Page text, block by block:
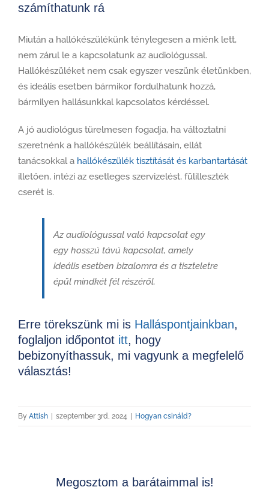
számíthatunk rá
Miután a hallókészülékünk ténylegesen a miénk lett,
nem zárul le a kapcsolatunk az audiológussal.
Hallókészüléket nem csak egyszer veszünk életünkben,
és ideális esetben bármikor fordulhatunk hozzá,
bármilyen hallásunkkal kapcsolatos kérdéssel.
A jó audiológus türelmesen fogadja, ha változtatni
szeretnénk a hallókészülék beállításain, ellát
tanácsokkal a hallókészülék tisztítását és karbantartását
illetően, intézi az esetleges szervizelést, fülilleszték
cserét is.
Az audiológussal való kapcsolat egy
egy hosszú távú kapcsolat, amely
ideális esetben bizalomra és a tiszteletre
épül mindkét fél részéről.
Erre törekszünk mi is Halláspontjainkban,
foglaljon időpontot itt, hogy
bebizonyíthassuk, mi vagyunk a megfelelő
választás!
By Attish szeptember 3rd, 2024 Hogyan csináld?
Megosztom a barátaimmal is!